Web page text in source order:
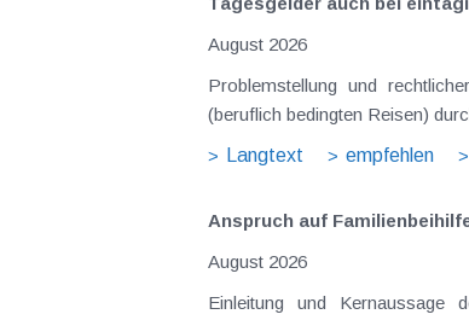
August 2026
Problemstellung und rechtlicher Hintergrund Tagesgelder sollen Verpflegungsmehraufwendungen
(beruflich bedingten Reisen)
Langtext
empfehlen
Anspruch auf
August 2026
Einleitung und Kernaussage der Entscheidung Das Bundesfinanzgericht (GZ RV/